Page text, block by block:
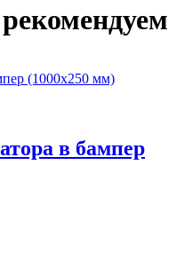
в бампер